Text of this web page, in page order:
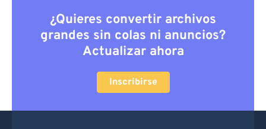
¿Quieres convertir archivos
grandes sin colas ni anuncios?
Actualizar ahora
Inscribirse